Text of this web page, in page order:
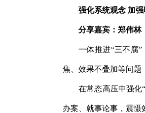
强化系统观念 加
分享嘉宾：郑伟林
一体推进“三不腐
焦、效果不叠加等问题
在常态高压中强化
办案、就事论事，震